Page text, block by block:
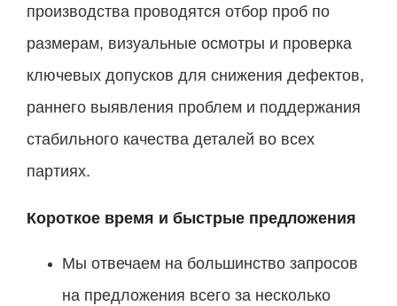
производства проводятся отбор проб по
размерам, визуальные осмотры и проверка
ключевых допусков для снижения дефектов,
раннего выявления проблем и поддержания
стабильного качества деталей во всех
партиях.
Короткое время и быстрые предложения
Мы отвечаем на большинство запросов
на предложения всего за несколько